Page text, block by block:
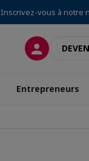
Inscrivez-vous à notre
CONNEXION
Entrepreneurs